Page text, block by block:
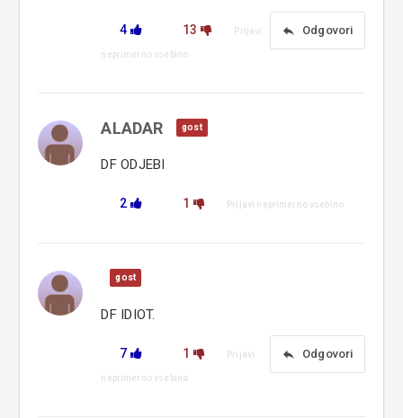
4 13 reply Odgovori
Prijavi
neprimerno vsebino
ALADAR gost
DF ODJEBI
2 1 Prijavi neprimerno vsebino
gost
DF IDIOT.
7 1 reply Odgovori
Prijavi
neprimerno vsebino